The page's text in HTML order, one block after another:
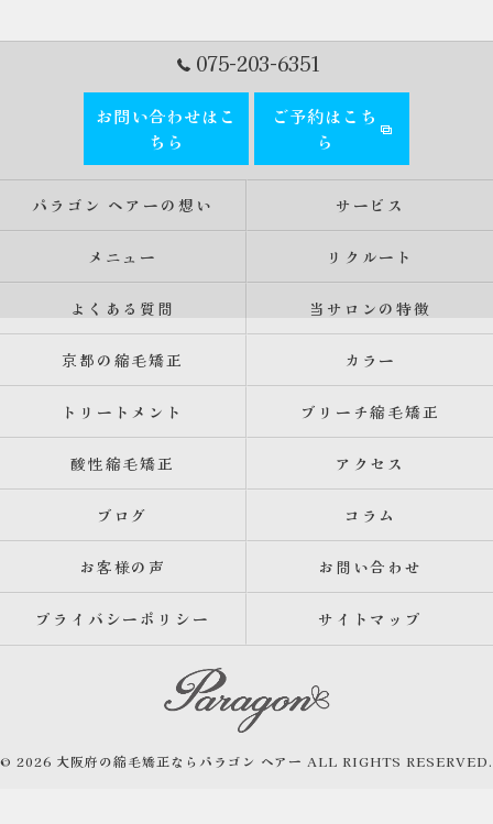
075-203-6351
お問い合わせはこ
ちら
ご予約はこち
ら
パラゴン ヘアーの想い サービス
メニュー リクルート
よくある質問 当サロンの特徴
京都の縮毛矯正 カラー
トリートメント ブリーチ縮毛矯正
酸性縮毛矯正 アクセス
ブログ コラム
お客様の声 お問い合わせ
プライバシーポリシー サイトマップ
© 2026 大阪府の縮毛矯正ならパラゴン ヘアー ALL RIGHTS RESERVED.